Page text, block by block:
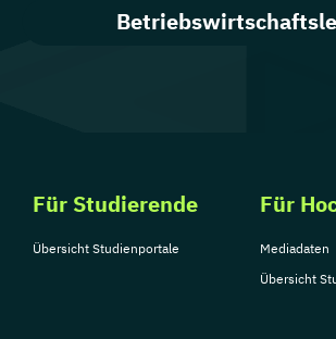
Für Studierende
Übersicht Studienportale
Für
Mediadaten
Übersicht